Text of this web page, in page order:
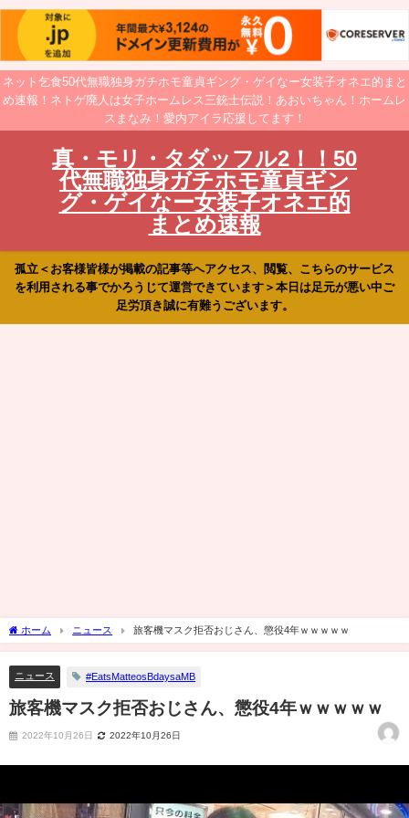
ネット乞食50代無職独身ガチホモ童貞ギング・ゲイなー女装子オネエ的まと
め速報！ネトゲ廃人は女子ホームレス三銃士伝説！あおいちゃん！ホームレ
スまなみ！愛内アイラ応援してます！
真・モリ・タダッフル2！！50
代無職独身ガチホモ童貞ギン
グ・ゲイなー女装子オネエ的
まとめ速報
孤立＜お客様皆様が掲載の記事等へアクセス、閲覧、こちらのサービス
を利用される事でかろうじて運営できています＞本日は足元が悪い中ご
足労頂き誠に有難うございます。
ホーム ニュース 旅客機マスク拒否おじさん、懲役4年ｗｗｗｗｗ
ニュース #EatsMatteosBdaysaMB
旅客機マスク拒否おじさん、懲役4年ｗｗｗｗｗ
2022年10月26日 2022年10月26日